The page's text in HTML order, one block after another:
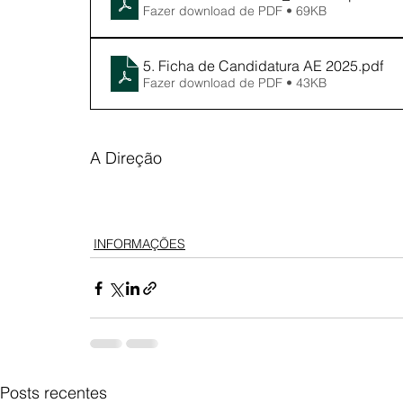
Fazer download de PDF • 69KB
5. Ficha de Candidatura AE 2025.pdf
Fazer download de PDF • 43KB
A Direção
INFORMAÇÕES
Posts recentes